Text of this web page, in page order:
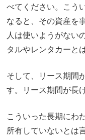
べてください。こう
なると、その資産を
人は使いようがない
タルやレンタカーと
そして、リース期間
す。リース期間が長
こういった長期にわ
所有していないとは